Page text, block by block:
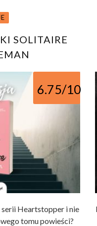
SOLITAIRE
6.75/10
Heartstopper i nie
tomu powieści?